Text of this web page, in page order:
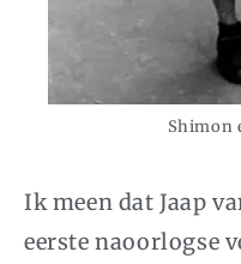
Shimon
Ik meen dat Jaap
eerste naoorlogse